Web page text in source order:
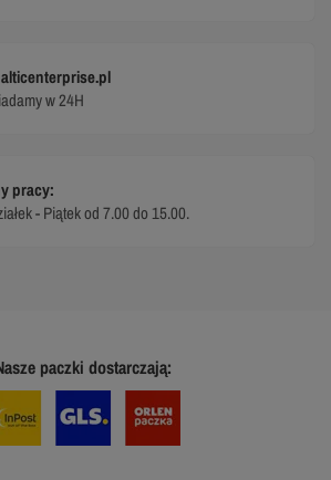
w 24H
pracy:
- Piątek od 7.00 do 15.00.
paczki dostarczają: